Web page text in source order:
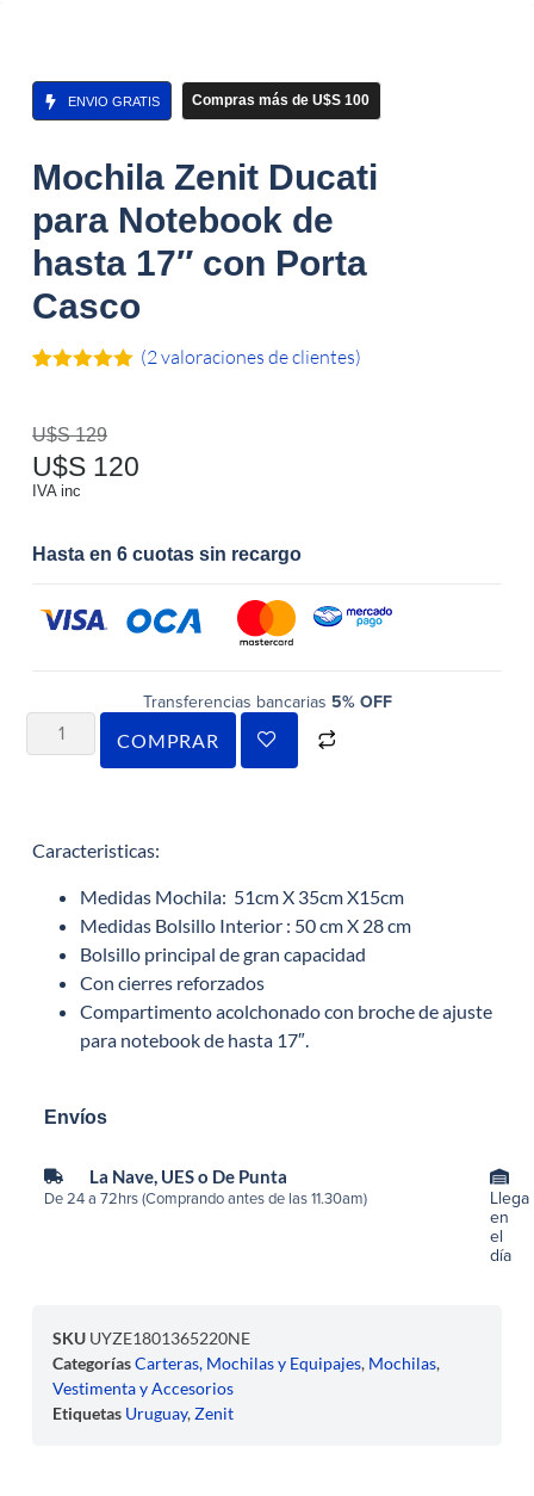
ENVIO GRATIS Compras más de U$S 100
Mochila Zenit Ducati
para Notebook de
hasta 17″ con Porta
Casco
5 en base
a
valoraciones
de clientes
(2valoraciones de clientes)
U$S129
U$S 120
IVA inc
Hasta en 6 cuotas sin recargo
Transferencias bancarias 5% OFF
COMPRAR
Caracteristicas:
Medidas Mochila: 51cm X 35cm X15cm
Medidas Bolsillo Interior : 50 cm X 28 cm
Bolsillo principal de gran capacidad
Con cierres reforzados
Compartimento acolchonado con broche de ajuste
para notebook de hasta 17″.
Envíos
La Nave, UES o De Punta
De 24 a 72hrs (Comprando antes de las 11.30am)
Llega
en
el
día
SKU UYZE1801365220NE
CategoríasCarteras, Mochilas y Equipajes, Mochilas,
Vestimenta y Accesorios
Etiquetas Uruguay,Zenit